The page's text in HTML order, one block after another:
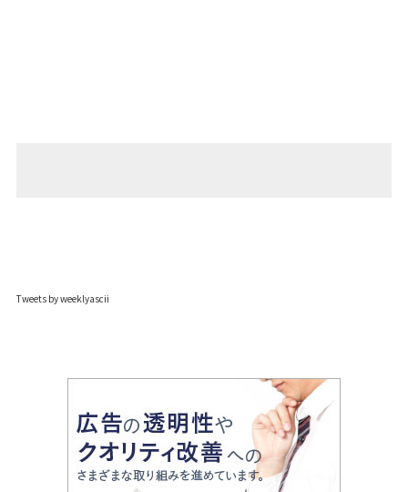
Tweets by weeklyascii